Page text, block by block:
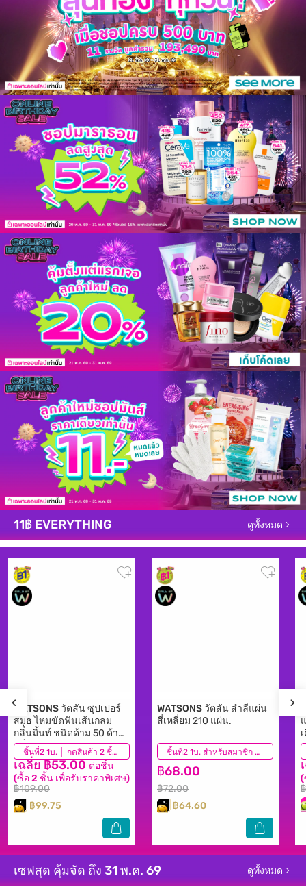
11฿ EVERYTHING ดูทั้งหมด
ชิ้นที่2 1บ. │ กดสินค้า 2 ชิ้นเพื่อรับโปรโมชันนี้
WATSONS วัตสัน ซุปเปอร์
สมูธ ไหมขัดฟันเส้นกลม
กลิ่นมิ้นท์ ชนิดด้าม 50 ด้าม
แพ็ค 3 กล่อง
เฉลี่ย ฿53.00 ต่อชิ้น
(ซื้อ 2 ชิ้น เพื่อรับราคาพิเศษ)
฿109.00
฿99.75
(252) ชิ้นที่2 1บ. สำหรับสมาชิก │ กดสินค้า 2 ชิ้นเพื่อรับโปรโมชันนี้
WATSONS วัตสัน สำลีแผ่น
สี่เหลี่ยม 210 แผ่น.
฿68.00
฿72.00
฿64.60
(1,816)
(
เซฟสุด คุ้มจัด ถึง 31 พ.ค. 69 ดูทั้งหมด